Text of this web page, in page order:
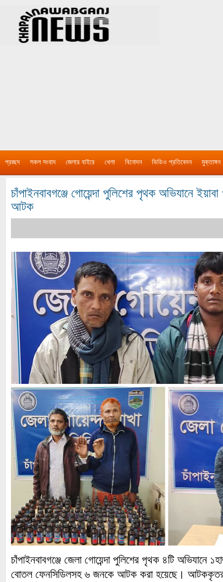
প্রচ্ছদ সকল সংবাদ জেলার বাইরে খেলা বিনোদন ভিডিও প্রতিবেদন মুক্তাঙ্গন
চাঁপাইনবাবগঞ্জে গোয়েন্দা পুলিশের পৃথক অভিযানে
আটক
চাঁপাইনবাবগঞ্জে জেলা গোয়েন্দা পুলিশের পৃথক ৪টি অভিযানে
বোতল ফেনসিডিলসহ ৬ জনকে আটক করা হয়েছে। আটককৃতরা